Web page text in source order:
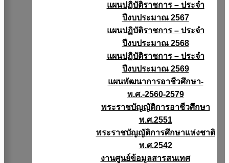
แผนปฏิบัติราชการ – ประจำ
ปีงบประมาณ 2567
แผนปฏิบัติราชการ – ประจำ
ปีงบประมาณ 2568
แผนปฏิบัติราชการ – ประจำ
ปีงบประมาณ 2569
แผนพัฒนาการอาชีวศึกษา-
พ.ศ.-2560-2579
พระราชบัญญัติการอาชีวศึกษา
พ.ศ.2551
พระราชบัญญัติการศึกษาแห่งชาติ
พ.ศ.2542
งานศูนย์ข้อมูลสารสนเทศ